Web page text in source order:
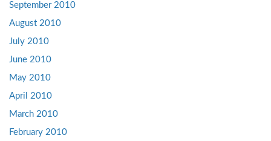
September 2010
August 2010
July 2010
June 2010
May 2010
April 2010
March 2010
February 2010